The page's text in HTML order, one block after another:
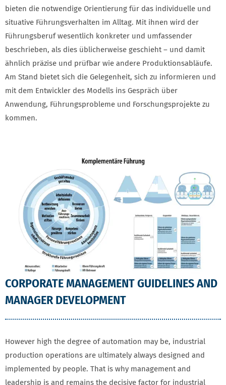
bieten die notwendige Orientierung für das individuelle und
situative Führungsverhalten im Alltag. Mit ihnen wird der
Führungsberuf wesentlich konkreter und umfassender
beschrieben, als dies üblicherweise geschieht – und damit
ähnlich präzise und prüfbar wie andere Produktionsabläufe.
Am Stand bietet sich die Gelegenheit, sich zu informieren und
mit dem Entwickler des Modells ins Gespräch über
Anwendung, Führungsprobleme und Forschungsprojekte zu
kommen.
CORPORATE MANAGEMENT GUIDELINES AND
MANAGER DEVELOPMENT
However high the degree of automation may be, industrial
production operations are ultimately always designed and
implemented by people. That is why management and
leadership is and remains the decisive factor for industrial